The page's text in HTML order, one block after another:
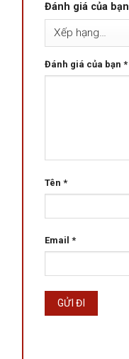
Đánh giá của bạn
Đánh giá của bạn *
Tên *
Email *